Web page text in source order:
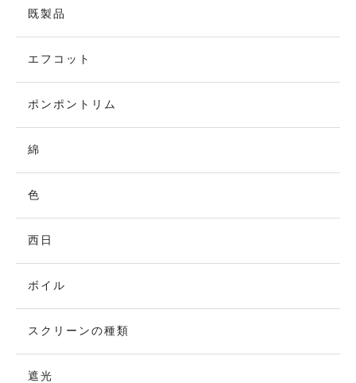
既製品
エフコット
ポンポントリム
綿
色
西日
ボイル
スクリーンの種類
遮光